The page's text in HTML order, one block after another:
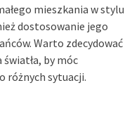
mieszkania w stylu
dostosowanie jego
Warto zdecydować
by móc
różnych sytuacji.